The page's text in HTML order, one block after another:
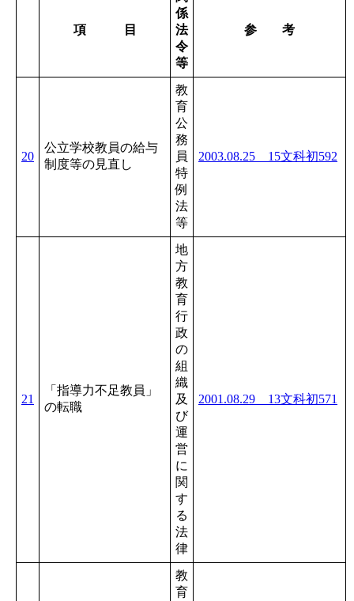
項 目
係
法
令
等
参 考
20
公立学校教員の給与
制度等の見直し
教
育
公
務
員
特
例
法
等
2003.08.25 15文科初592
21
「指導力不足教員」
の転職
地
方
教
育
行
政
の
組
織
及
び
運
営
に
関
す
る
法
律
2001.08.29 13文科初571
教
育